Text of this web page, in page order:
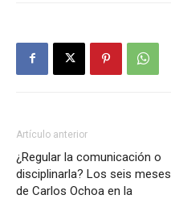
Artículo anterior
¿Regular la comunicación o
disciplinarla? Los seis meses
de Carlos Ochoa en la